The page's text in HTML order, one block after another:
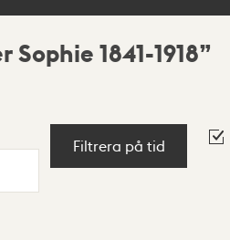
Sophie 1841-1918
Filtrera på tid